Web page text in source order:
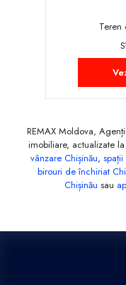
REMAX Moldova,
imobiliare, actualizate
vânzare Chișinău,
birouri de închiriat
Chișinău sau